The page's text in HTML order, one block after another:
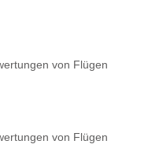
von Flügen
von Flügen